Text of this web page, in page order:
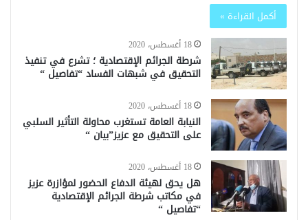
أكمل القراءة »
18 أغسطس، 2020
شرطة الجرائم الإقتصادية ؛ تشرع في تنفيذ
التحقيق في شبهات الفساد “تفاصيل “
18 أغسطس، 2020
النيابة العامة تستغرب محاولة التأثير السلبي
على التحقيق مع عزيز”بيان “
18 أغسطس، 2020
هل يحق لهيئة الدفاع الحضور لمؤازرة عزيز
في مكاتب شرطة الجرائم الإقتصادية
“تفاصيل “